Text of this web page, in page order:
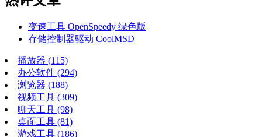
变速工具 OpenSpeedy 绿色版
存储控制器驱动 CoolMSD
播放器 (115)
办公软件 (294)
浏览器 (188)
视频工具 (309)
聊天工具 (98)
桌面工具 (81)
游戏工具 (186)